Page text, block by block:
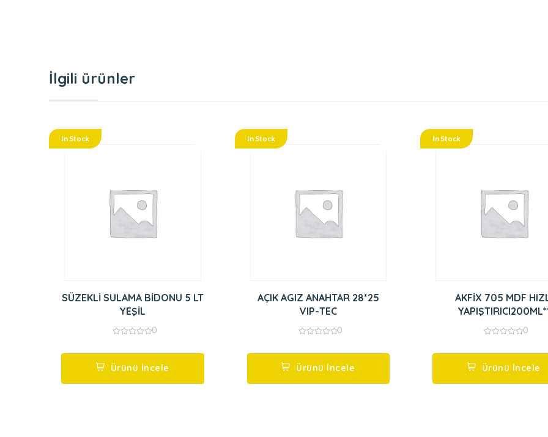
İlgili ürünler
In Stock
SÜZEKLİ SULAMA BİDONU 5 LT
YEŞİL
5
0
Ürünü İncele
In Stock
AÇIK AGIZ ANAHTAR 28*25
VIP-TEC
5
0
Ürünü İncele
In Stock
AKFİX 705 MDF
5
0
Ürünü İncele